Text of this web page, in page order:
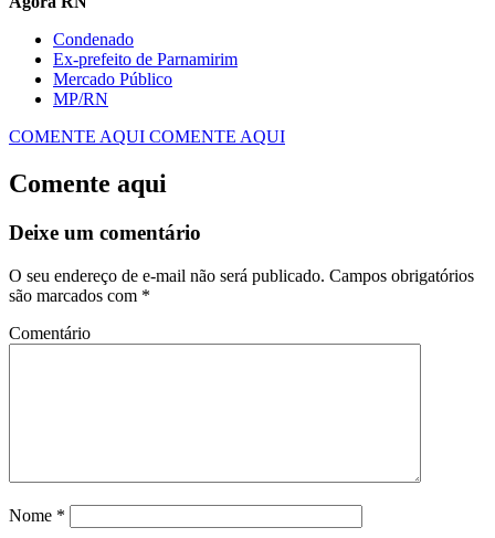
Condenado
Ex-prefeito de Parnamirim
Mercado Público
MP/RN
COMENTE AQUI COMENTE AQUI
Comente aqui
Deixe um comentário
O seu endereço de e-mail não será publicado. Campos obrigatórios
são marcados com *
Comentário
Nome *